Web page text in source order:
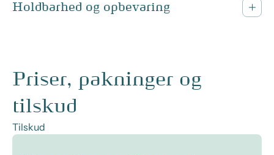
Holdbarhed og opbevaring
Priser, pakninger og
tilskud
Tilskud